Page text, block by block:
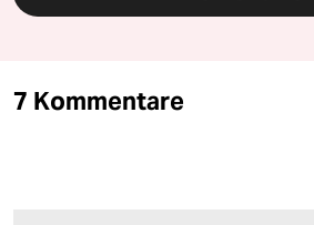
7 Kommentare